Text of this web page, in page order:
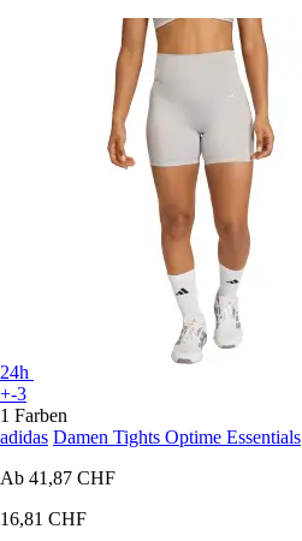
24h
+-3
1 Farben
adidas Damen Tights Optime Essentials
Ab 41,87 CHF
16,81 CHF